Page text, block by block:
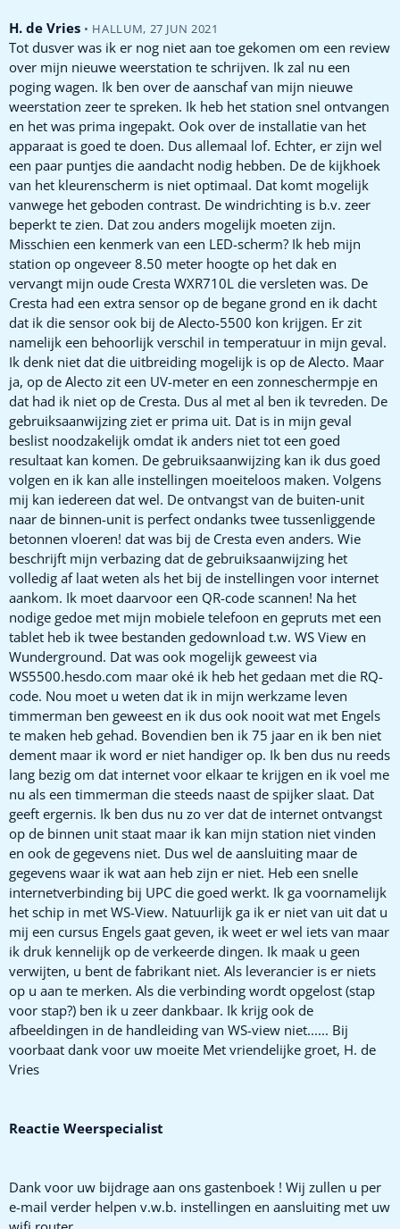
H. de Vries • HALLUM, 27 JUN 2021
Tot dusver was ik er nog niet aan toe gekomen om een review
over mijn nieuwe weerstation te schrijven. Ik zal nu een
poging wagen. Ik ben over de aanschaf van mijn nieuwe
weerstation zeer te spreken. Ik heb het station snel ontvangen
en het was prima ingepakt. Ook over de installatie van het
apparaat is goed te doen. Dus allemaal lof. Echter, er zijn wel
een paar puntjes die aandacht nodig hebben. De de kijkhoek
van het kleurenscherm is niet optimaal. Dat komt mogelijk
vanwege het geboden contrast. De windrichting is b.v. zeer
beperkt te zien. Dat zou anders mogelijk moeten zijn.
Misschien een kenmerk van een LED-scherm? Ik heb mijn
station op ongeveer 8.50 meter hoogte op het dak en
vervangt mijn oude Cresta WXR710L die versleten was. De
Cresta had een extra sensor op de begane grond en ik dacht
dat ik die sensor ook bij de Alecto-5500 kon krijgen. Er zit
namelijk een behoorlijk verschil in temperatuur in mijn geval.
Ik denk niet dat die uitbreiding mogelijk is op de Alecto. Maar
ja, op de Alecto zit een UV-meter en een zonneschermpje en
dat had ik niet op de Cresta. Dus al met al ben ik tevreden. De
gebruiksaanwijzing ziet er prima uit. Dat is in mijn geval
beslist noodzakelijk omdat ik anders niet tot een goed
resultaat kan komen. De gebruiksaanwijzing kan ik dus goed
volgen en ik kan alle instellingen moeiteloos maken. Volgens
mij kan iedereen dat wel. De ontvangst van de buiten-unit
naar de binnen-unit is perfect ondanks twee tussenliggende
betonnen vloeren! dat was bij de Cresta even anders. Wie
beschrijft mijn verbazing dat de gebruiksaanwijzing het
volledig af laat weten als het bij de instellingen voor internet
aankom. Ik moet daarvoor een QR-code scannen! Na het
nodige gedoe met mijn mobiele telefoon en gepruts met een
tablet heb ik twee bestanden gedownload t.w. WS View en
Wunderground. Dat was ook mogelijk geweest via
WS5500.hesdo.com maar oké ik heb het gedaan met die RQ-
code. Nou moet u weten dat ik in mijn werkzame leven
timmerman ben geweest en ik dus ook nooit wat met Engels
te maken heb gehad. Bovendien ben ik 75 jaar en ik ben niet
dement maar ik word er niet handiger op. Ik ben dus nu reeds
lang bezig om dat internet voor elkaar te krijgen en ik voel me
nu als een timmerman die steeds naast de spijker slaat. Dat
geeft ergernis. Ik ben dus nu zo ver dat de internet ontvangst
op de binnen unit staat maar ik kan mijn station niet vinden
en ook de gegevens niet. Dus wel de aansluiting maar de
gegevens waar ik wat aan heb zijn er niet. Heb een snelle
internetverbinding bij UPC die goed werkt. Ik ga voornamelijk
het schip in met WS-View. Natuurlijk ga ik er niet van uit dat u
mij een cursus Engels gaat geven, ik weet er wel iets van maar
ik druk kennelijk op de verkeerde dingen. Ik maak u geen
verwijten, u bent de fabrikant niet. Als leverancier is er niets
op u aan te merken. Als die verbinding wordt opgelost (stap
voor stap?) ben ik u zeer dankbaar. Ik krijg ook de
afbeeldingen in de handleiding van WS-view niet...... Bij
voorbaat dank voor uw moeite Met vriendelijke groet, H. de
Vries
Reactie Weerspecialist
Dank voor uw bijdrage aan ons gastenboek ! Wij zullen u per
e-mail verder helpen v.w.b. instellingen en aansluiting met uw